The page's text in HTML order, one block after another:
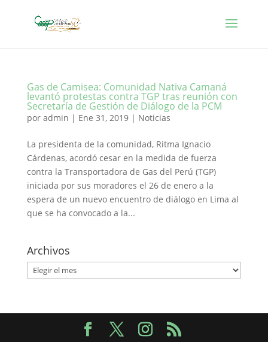
Gas de Camisea: Comunidad Nativa Camaná
levantó protestas contra TGP tras reunión con
Secretaría de Gestión de Diálogo de la PCM
por admin | Ene 31, 2019| Noticias
La presidenta de la comunidad, Ritma Ignacio
Cárdenas, acordó cesar en la medida de fuerza
contra la Transportadora de Gas del Perú (TGP)
iniciada por sus moradores el 26 de enero a la
espera de un nuevo encuentro de diálogo en Lima al
que se ha convocado a la...
Archivos
Archivos